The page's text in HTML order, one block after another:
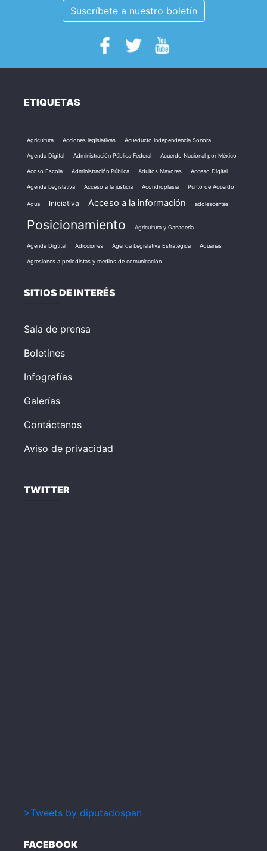
Suscríbete a nuestro boletín
ETIQUETAS
Agricultura Acciones legislativas Acueducto Independencia Sonora
Agenda Digital Administración Pública Federal Acuerdo Nacional por México
Acoso Escola Administración Pública Adultos Mayores Acceso Digital
Agenda Legislativa Acceso a la justicia Acondroplasia Punto de Acuerdo
Agua Iniciativa Acceso a la información adolescentes
Posicionamiento Agricultura y Ganadería
Agenda Digtital Adicciones Agenda Legislativa Estratégica Aduanas
Agresiones a periodistas y medios de comunicación
SITIOS DE INTERÉS
Sala de prensa
Boletines
Infografías
Galerías
Contáctanos
Aviso de privacidad
TWITTER
>Tweets by diputadospan
FACEBOOK